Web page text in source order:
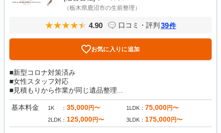
（栃木県鹿沼市の生前整理）
4.90 口コミ・評判 39件
お気に入りに追加
■新型コロナ対策済み
■女性スタッフ対応
■見積もりから作業が同じ遺品整理...
基本料金 1K 35,000円〜 1LDK 75,000円〜
2LDK 125,000円〜 3LDK 175,000円〜